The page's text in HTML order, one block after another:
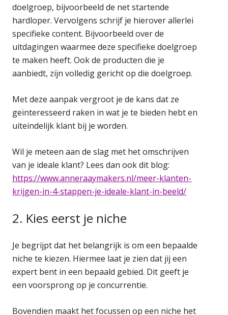
doelgroep, bijvoorbeeld de net startende
hardloper. Vervolgens schrijf je hierover allerlei
specifieke content. Bijvoorbeeld over de
uitdagingen waarmee deze specifieke doelgroep
te maken heeft. Ook de producten die je
aanbiedt, zijn volledig gericht op die doelgroep.
Met deze aanpak vergroot je de kans dat ze
geïnteresseerd raken in wat je te bieden hebt en
uiteindelijk klant bij je worden.
Wil je meteen aan de slag met het omschrijven
van je ideale klant? Lees dan ook dit blog:
https://www.anneraaymakers.nl/meer-klanten-
krijgen-in-4-stappen-je-ideale-klant-in-beeld/
2. Kies eerst je niche
Je begrijpt dat het belangrijk is om een bepaalde
niche te kiezen. Hiermee laat je zien dat jij een
expert bent in een bepaald gebied. Dit geeft je
een voorsprong op je concurrentie.
Bovendien maakt het focussen op een niche het